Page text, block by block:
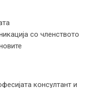
со членството
консултант и